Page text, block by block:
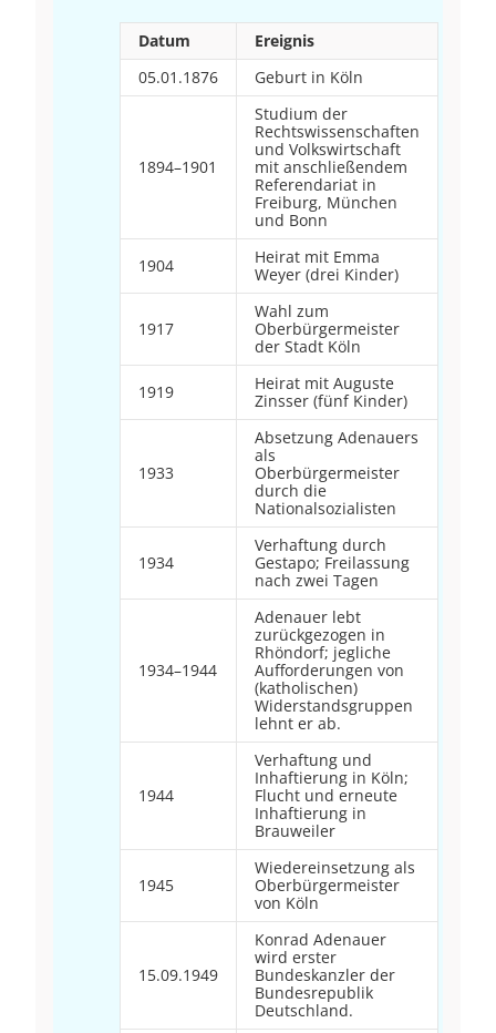
Datum
Ereignis
05.01.1876
Geburt in Köln
1894–1901
Studium der
Rechtswissenschaften
und Volkswirtschaft
mit anschließendem
Referendariat in
Freiburg, München
und Bonn
1904
Heirat mit Emma
Weyer (drei Kinder)
1917
Wahl zum
Oberbürgermeister
der Stadt Köln
1919
Heirat mit Auguste
Zinsser (fünf Kinder)
1933
Absetzung Adenauers
als
Oberbürgermeister
durch die
Nationalsozialisten
1934
Verhaftung durch
Gestapo; Freilassung
nach zwei Tagen
1934–1944
Adenauer lebt
zurückgezogen in
Rhöndorf; jegliche
Aufforderungen von
(katholischen)
Widerstandsgruppen
lehnt er ab.
1944
Verhaftung und
Inhaftierung in Köln;
Flucht und erneute
Inhaftierung in
Brauweiler
1945
Wiedereinsetzung als
Oberbürgermeister
von Köln
15.09.1949
Konrad Adenauer
wird erster
Bundeskanzler der
Bundesrepublik
Deutschland.